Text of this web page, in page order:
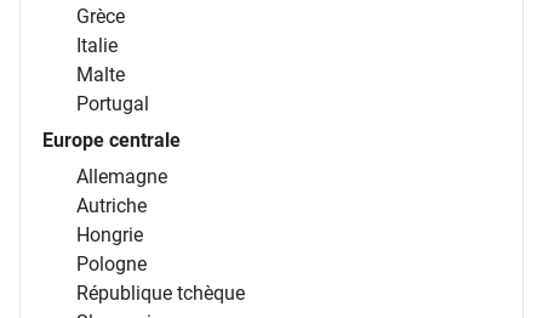
Grèce
Italie
Malte
Portugal
Europe centrale
Allemagne
Autriche
Hongrie
Pologne
République tchèque